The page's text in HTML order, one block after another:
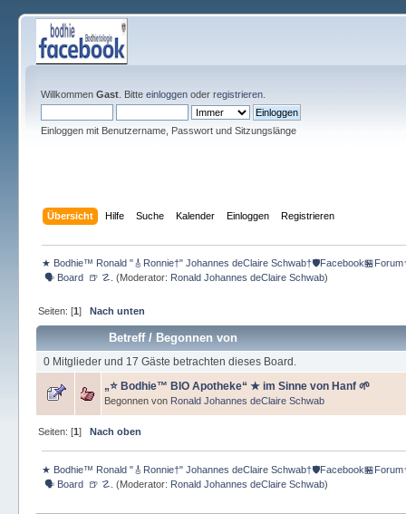
Willkommen Gast. Bitte einloggenoder registrieren.
Einloggen mit Benutzername, Passwort und Sitzungslänge
Übersicht Hilfe Suche Kalender Einloggen Registrieren
★ Bodhie™ Ronald "🎸Ronnie†" Johannes deClaire
🗣 Board  🍺 ☡. (Moderator: Ronald Johannes deClaire Schwab)
Seiten: [1] Nach unten
Betreff/ Begonnen von
0 Mitglieder und 17 Gäste betrachten dieses Board.
„⭐️ Bodhie™ BIO Apotheke“ ★ im Sinne von Hanf 🌱
Begonnen von Ronald Johannes deClaire Schwab
Seiten: [1] Nach oben
★ Bodhie™ Ronald "🎸Ronnie†" Johannes deClaire
🗣 Board  🍺 ☡. (Moderator: Ronald Johannes deClaire Schwab)